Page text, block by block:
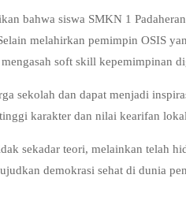
bahwa siswa SMKN 1
melahirkan pemimpin OSIS
soft skill kepemimpinan
sekolah dan dapat menjadi
karakter dan nilai kearifan
sekadar teori, melainkan telah
demokrasi sehat di dunia